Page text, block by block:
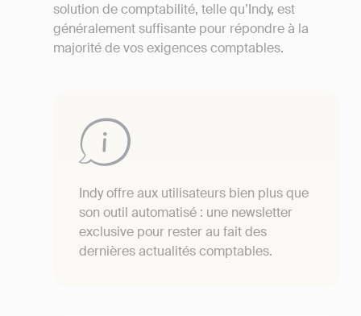
solution de comptabilité, telle qu’Indy, est
généralement suffisante pour répondre à la
majorité de vos exigences comptables.
Indy offre aux utilisateurs bien plus que
son outil automatisé : une newsletter
exclusive pour rester au fait des
dernières actualités comptables.